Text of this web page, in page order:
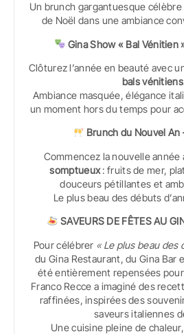
Un brunch gargantuesque
de Noël dans une ambiance
Gina Show « Bal Vénitien
Clôturez l’année en beauté avec
bals vénitiens
Ambiance masquée, élégance
un moment hors du temps pour
Brunch du Nouvel An
Commencez la nouvelle année
somptueux: fruits de mer,
douceurs pétillantes et
Le plus beau des débuts
SAVEURS DE FÊTES AU
Pour célébrer « Le plus beau des
du Gina Restaurant, du Gina Bar
été entièrement repensées pour
Franco Recce a imaginé des
raffinées, inspirées des
saveurs italiennes
Une cuisine pleine de